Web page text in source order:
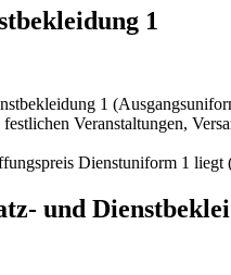
1
1
festlichen Veranstaltungen,
Dienstuniform 1 liegt
und